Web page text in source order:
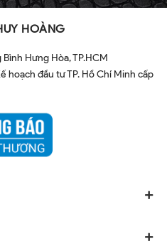
HOÀNG
Hưng Hòa, TP.HCM
hoạch đầu tư TP. Hồ Chí Minh cấp